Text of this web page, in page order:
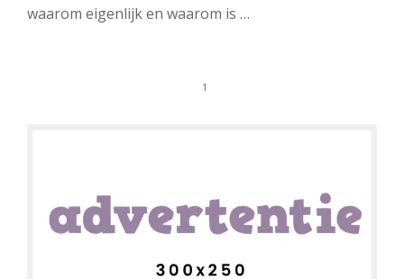
waarom eigenlijk en waarom is …
1